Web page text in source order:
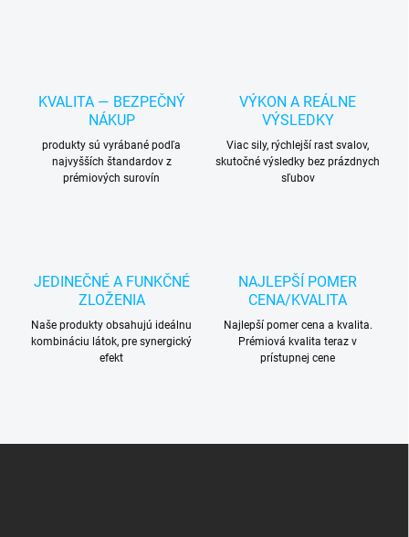
KVALITA — BEZPEČNÝ
NÁKUP
produkty sú vyrábané podľa
najvyšších štandardov z
prémiových surovín
VÝKON A REÁLNE
VÝSLEDKY
Viac sily, rýchlejší rast svalov,
skutočné výsledky bez prázdnych
sľubov
JEDINEČNÉ A FUNKČNÉ
ZLOŽENIA
Naše produkty obsahujú ideálnu
kombináciu látok, pre synergický
efekt
NAJLEPŠÍ POMER
CENA/KVALITA
Najlepší pomer cena a kvalita.
Prémiová kvalita teraz v
prístupnej cene